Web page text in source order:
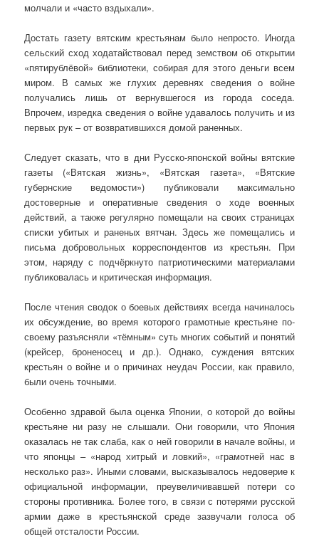
молчали и «часто вздыхали».
Достать газету вятским крестьянам было непросто. Иногда
сельский сход ходатайствовал перед земством об открытии
«пятирублёвой» библиотеки, собирая для этого деньги всем
миром. В самых же глухих деревнях сведения о войне
получались лишь от вернувшегося из города соседа.
Впрочем, изредка сведения о войне удавалось получить и из
первых рук – от возвратившихся домой раненных.
Следует сказать, что в дни Русско-японской войны вятские
газеты («Вятская жизнь», «Вятская газета», «Вятские
губернские ведомости») публиковали максимально
достоверные и оперативные сведения о ходе военных
действий, а также регулярно помещали на своих страницах
списки убитых и раненых вятчан. Здесь же помещались и
письма добровольных корреспондентов из крестьян. При
этом, наряду с подчёркнуто патриотическими материалами
публиковалась и критическая информация.
После чтения сводок о боевых действиях всегда начиналось
их обсуждение, во время которого грамотные крестьяне по-
своему разъясняли «тёмным» суть многих событий и понятий
(крейсер, броненосец и др.). Однако, суждения вятских
крестьян о войне и о причинах неудач России, как правило,
были очень точными.
Особенно здравой была оценка Японии, о которой до войны
крестьяне ни разу не слышали. Они говорили, что Япония
оказалась не так слаба, как о ней говорили в начале войны, и
что японцы – «народ хитрый и ловкий», «грамотней нас в
несколько раз». Иными словами, высказывалось недоверие к
официальной информации, преувеличивавшей потери со
стороны противника. Более того, в связи с потерями русской
армии даже в крестьянской среде зазвучали голоса об
общей отсталости России.